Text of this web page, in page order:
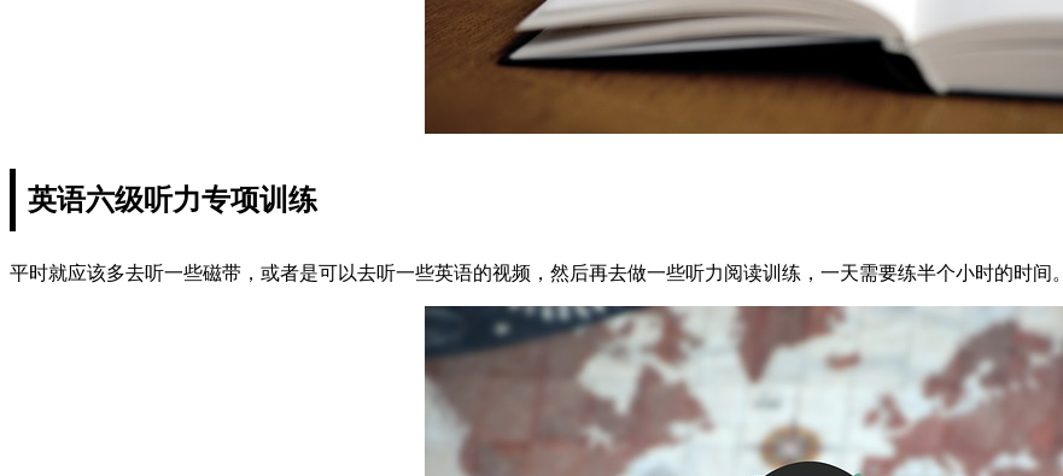
英语六级听力专项训练
平时就应该多去听一些磁带，或者是可以去听一些英语的视频，然后再去做一些听力阅读训练，一天需要练半个小时的时间。